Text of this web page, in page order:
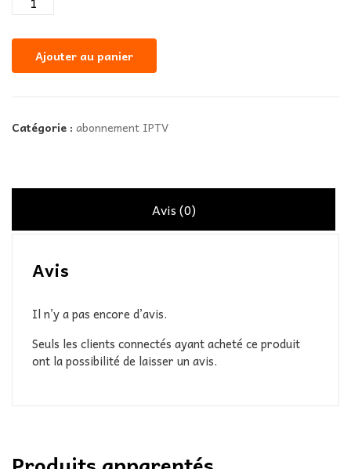
Ajouter au panier
Catégorie : abonnement IPTV
Avis (0)
Avis
Il n’y a pas encore d’avis.
Seuls les clients connectés ayant acheté ce produit
ont la possibilité de laisser un avis.